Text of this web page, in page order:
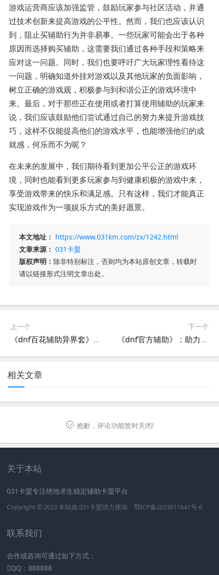
游戏运营商应该加强监管，鼓励玩家参与社区活动，并通
过技术创新来提高游戏的公平性。然而，我们也应该认识
到，阻止买辅助行为并非易事。一些玩家可能会出于各种
原因而选择购买辅助，这需要我们通过各种手段和策略来
应对这一问题。同时，我们也要呼吁广大玩家理性看待这
一问题，明确知道外挂对游戏以及其他玩家的负面影响，
树立正确的游戏观，积极参与到和谐公正的游戏环境中
来。最后，对于那些正在使用或者打算使用辅助的玩家来
说，我们应该鼓励他们尝试通过自己的努力来提升游戏技
巧，这样不仅能提高他们的游戏水平，也能增强他们的成
就感，何乐而不为呢？
在未来的发展中，我们期待看到更加公平公正的游戏环
境，同时也能看到更多玩家参与到健康积极的游戏中来，
享受游戏带来的快乐和满足感。只有这样，我们才能真正
实现游戏作为一项娱乐方式的美好愿景。
本文地址： https://www.031km.com/zx/1242.html
文章来源： 031卡盟
版权声明： 除非特别标注，否则均为本站原创文章，转载时
请以链接形式注明文章出处。
上一个
《dnf百花辅助异界套》使用指南：提升游戏体验的秘密武器
下一个
《dnf官方辅助》：助力玩家畅享极致游戏体验-探索dnf官方辅助的全方位功能与优势
相关文章
抱歉，评论功能暂时关闭!
关于本站
031卡盟专注绝地求生稳定辅助卡盟平台
Copyright © 2023 本站由 031卡盟强力驱动 鄂ICP备2023011641号-6
联系我们
合作或咨询可通过如下方式：
QQ：888888